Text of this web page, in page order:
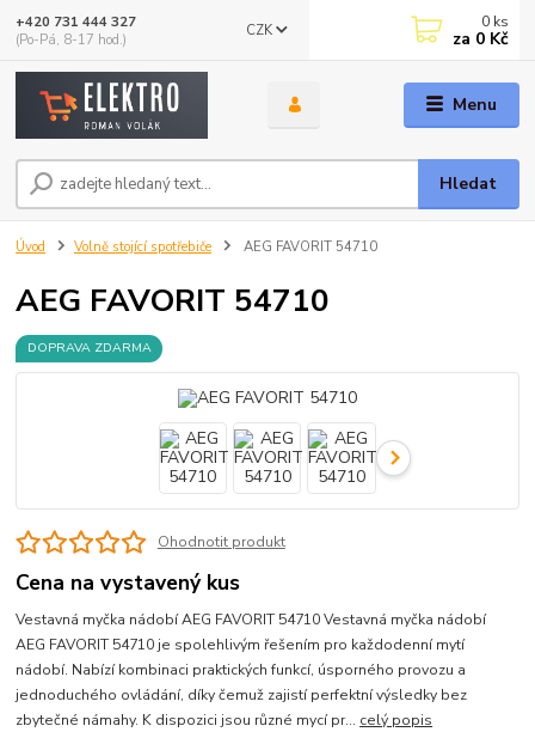
Menu
CZK
Hledat
+420 731 444 327
(Po-Pá, 8-17 hod.)
0 ks
za 0 Kč
Úvod Volně stojící spotřebiče AEG FAVORIT 54710
AEG FAVORIT 54710
DOPRAVA ZDARMA
Ohodnotit produkt
Cena na vystavený kus
Vestavná myčka nádobí AEG FAVORIT 54710 Vestavná myčka nádobí
AEG FAVORIT 54710 je spolehlivým řešením pro každodenní mytí
nádobí. Nabízí kombinaci praktických funkcí, úsporného provozu a
jednoduchého ovládání, díky čemuž zajistí perfektní výsledky bez
zbytečné námahy. K dispozici jsou různé mycí pr... celý popis